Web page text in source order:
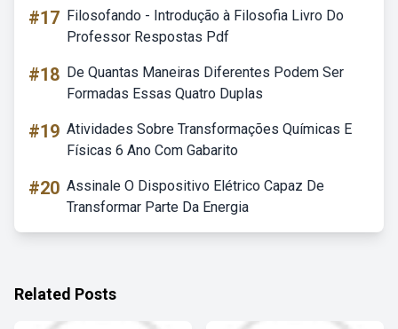
#17 Filosofando - Introdução à Filosofia Livro Do
Professor Respostas Pdf
#18 De Quantas Maneiras Diferentes Podem Ser
Formadas Essas Quatro Duplas
#19 Atividades Sobre Transformações Químicas E
Físicas 6 Ano Com Gabarito
#20 Assinale O Dispositivo Elétrico Capaz De
Transformar Parte Da Energia
Related Posts